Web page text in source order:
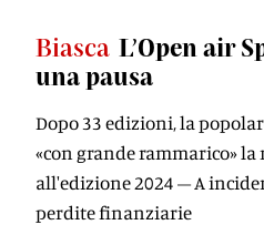
Biasca L’Open air
una pausa
Dopo 33 edizioni, la
«con grande rammarico»
all'edizione 2024 – A
perdite finanziarie